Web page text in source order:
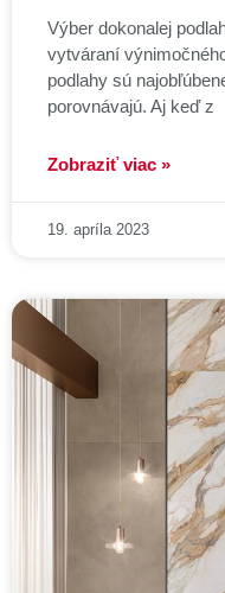
Výber dokonalej
vytváraní
podlahy sú
porovnávajú. Aj keď z
Zobraziť viac »
19. apríla 2023